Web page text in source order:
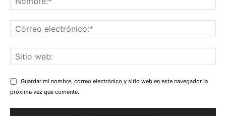
Guardar mi nombre, correo electrónico y sitio web en este navegador la
próxima vez que comente.